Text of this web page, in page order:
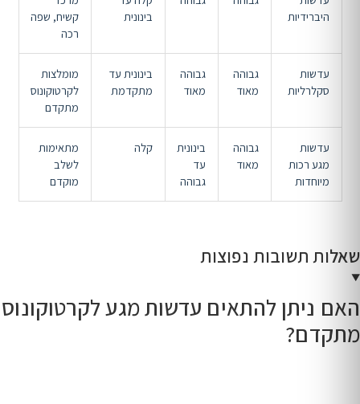
היברידיות
בינונית
קשיח, שפה
רכה
עדשות
סקלרליות
גבוהה
מאוד
גבוהה
מאוד
בינונית עד
מתקדמת
מומלצות
לקרטוקונוס
מתקדם
עדשות
מגע רכות
מיוחדות
גבוהה
מאוד
בינונית
עד
גבוהה
קלה
מתאימות
לשלב
מוקדם
שאלות תשובות נפוצות
האם ניתן להתאים עדשות מגע לקרטוקונוס
מתקדם?